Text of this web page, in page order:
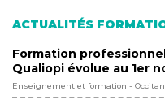
ACTUALITÉS
Formation
Qualiopi évolue au 1er
Enseignement et formation -